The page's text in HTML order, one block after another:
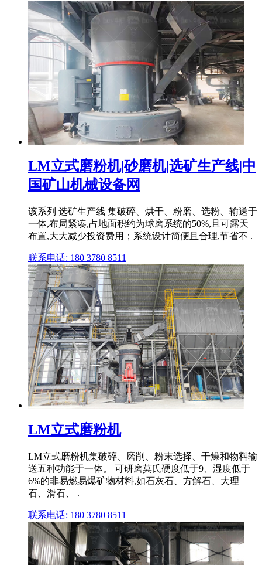
LM立式磨粉机|砂磨机|选矿生产线|中
国矿山机械设备网
该系列 选矿生产线 集破碎、烘干、粉磨、选粉、输送于
一体,布局紧凑,占地面积约为球磨系统的50%,且可露天
布置,大大减少投资费用；系统设计简便且合理,节省不 .
联系电话: 180 3780 8511
LM立式磨粉机
LM立式磨粉机集破碎、磨削、粉末选择、干燥和物料输
送五种功能于一体。 可研磨莫氏硬度低于9、湿度低于
6%的非易燃易爆矿物材料,如石灰石、方解石、大理
石、滑石、 .
联系电话: 180 3780 8511